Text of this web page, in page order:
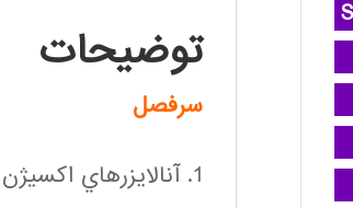
توضیحات
سرفصل
1. آنالايزرهاي اكسيژن